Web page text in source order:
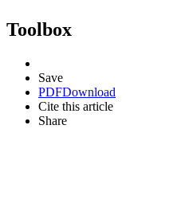
Toolbox
Save
PDFDownload
Cite this article
Share